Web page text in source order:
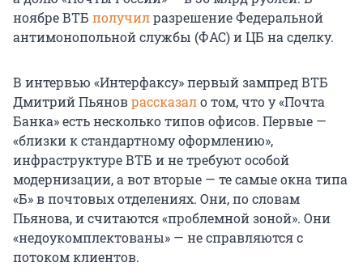
ноябре ВТБ получилразрешение Федеральной
антимонопольной службы (ФАС) и ЦБ на сделку.
В интервью «Интерфаксу» первый зампред ВТБ
Дмитрий Пьяноврассказало том, что у «Почта
Банка» есть несколько типов офисов. Первые —
«близки к стандартному оформлению»,
инфраструктуре ВТБ и не требуют особой
модернизации, а вот вторые — те самые окна типа
«Б» в почтовых отделениях. Они, по словам
Пьянова, и считаются «проблемной зоной». Они
«недоукомплектованы» — не справляются с
потоком клиентов.